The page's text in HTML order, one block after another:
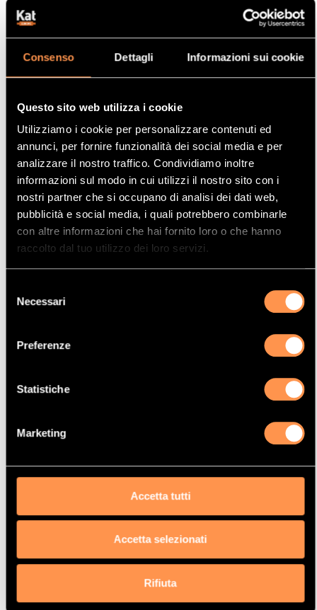
Consenso Dettagli Informazioni sui cookie
Questo sito web utilizza i cookie
Utilizziamo i cookie per personalizzare contenuti ed
annunci, per fornire funzionalità dei social media e per
analizzare il nostro traffico. Condividiamo inoltre
informazioni sul modo in cui utilizzi il nostro sito con i
nostri partner che si occupano di analisi dei dati web,
pubblicità e social media, i quali potrebbero combinarle
con altre informazioni che hai fornito loro o che hanno
raccolto dal tuo utilizzo dei loro servizi.
delNecessari
Preferenze
Statistiche
Marketing
Accetta tutti
Accetta selezionati
Rifiuta
Mostrare Per pagina
La vostra selezione
Prodotto
Catalizzatore
Manufacturer
Versione
Motor code
Data
CERCA IL TUO PRODOTTO PER